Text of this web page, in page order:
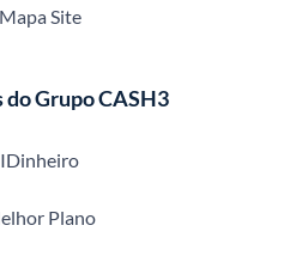
Mapa Site
do Grupo CASH3
IDinheiro
Plano